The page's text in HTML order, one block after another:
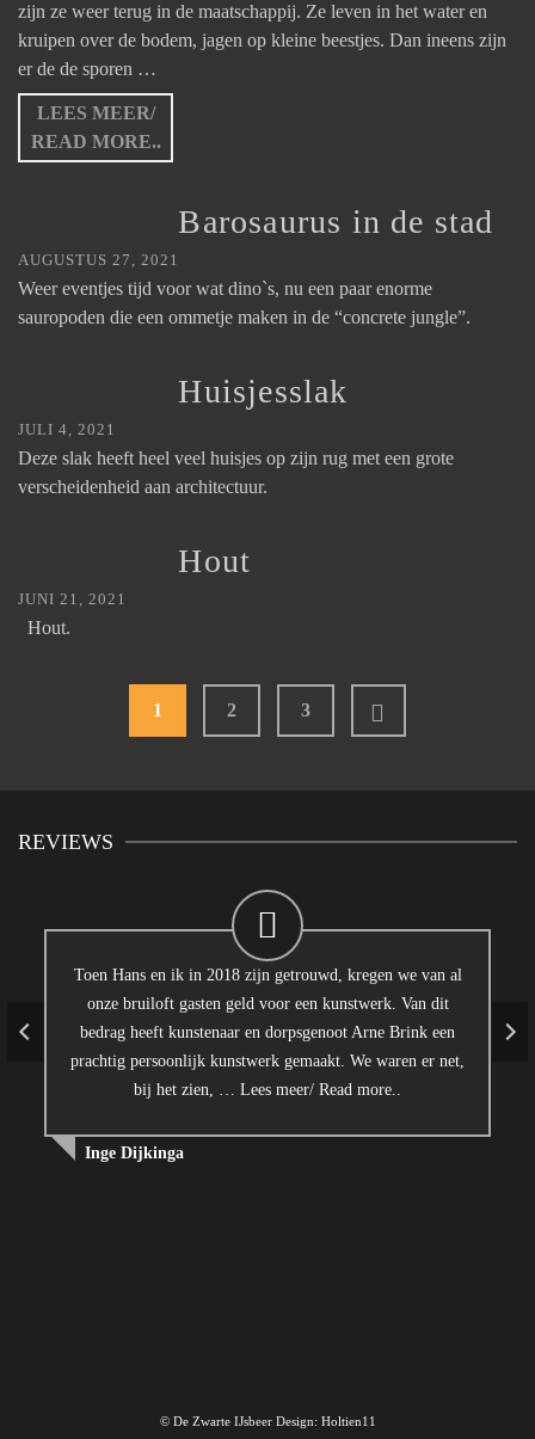
zijn ze weer terug in de maatschappij. Ze leven in het water en
kruipen over de bodem, jagen op kleine beestjes. Dan ineens zijn
er de de sporen …
LEES MEER/
READ MORE..
Barosaurus in de stad
AUGUSTUS 27, 2021
Weer eventjes tijd voor wat dino`s, nu een paar enorme
sauropoden die een ommetje maken in de “concrete jungle”.
Huisjesslak
JULI 4, 2021
Deze slak heeft heel veel huisjes op zijn rug met een grote
verscheidenheid aan architectuur.
Hout
JUNI 21, 2021
Hout.
1 2 3
REVIEWS
Toen Hans en ik in 2018 zijn getrouwd, kregen we van al
onze bruiloft gasten geld voor een kunstwerk. Van dit
bedrag heeft kunstenaar en dorpsgenoot Arne Brink een
prachtig persoonlijk kunstwerk gemaakt. We waren er net,
bij het zien, … Lees meer/ Read more..
Inge Dijkinga
© De Zwarte IJsbeer Design: Holtien11